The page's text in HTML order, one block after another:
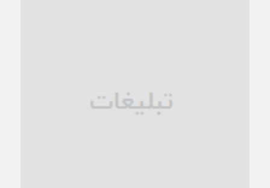
ترجیح عقلانیت ایرانی بر دیدگاه‌های آخرالزمانی